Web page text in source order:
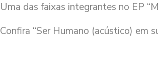
Uma das faixas integrantes no EP
Confira “Ser Humano (acústico) em